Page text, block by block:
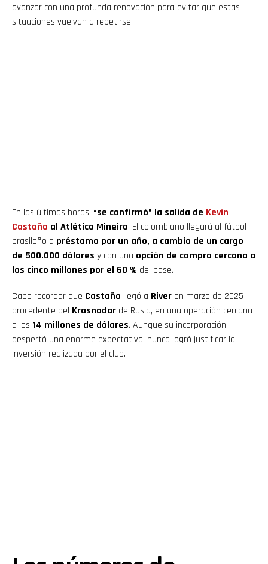
avanzar con una profunda renovación para evitar que estas
situaciones vuelvan a repetirse.
En las últimas horas, “se confirmó” la salida de Kevin
Castaño al Atlético Mineiro. El colombiano llegará al fútbol
brasileño a préstamo por un año, a cambio de un cargo
de 500.000 dólares y con una opción de compra cercana a
los cinco millones por el 60 % del pase.
Cabe recordar que Castaño llegó a River en marzo de 2025
procedente del Krasnodar de Rusia, en una operación cercana
a los 14 millones de dólares. Aunque su incorporación
despertó una enorme expectativa, nunca logró justificar la
inversión realizada por el club.